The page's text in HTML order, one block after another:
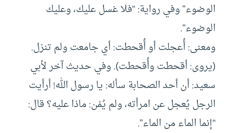
الوضوء” وفي رواية: “فلا غسل عليك، وعليك
الوضوء”.
ومعنى: أُعجلت أو أُقحطت: أي جامعت ولم تنزل.
(يروى: أقحطت وأُقحطت). وفي حديث آخر لأبي
سعيد: أن أحد الصحابة سأله: يا رسول الله! أرأيت
الرجل يُعجل عن امرأته، ولم يُمْن: ماذا عليه؟ قال:
“إنما الماء من الماء”.